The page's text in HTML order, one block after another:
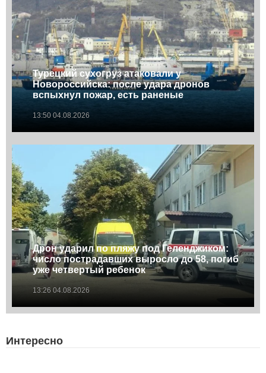
Турецкий сухогруз атаковали у
Новороссийска: после удара дронов
вспыхнул пожар, есть раненые
13:50 04.08.2026
Дрон ударил по пляжу под Геленджиком:
число пострадавших выросло до 58, погиб
уже четвертый ребенок
13:26 04.08.2026
Интересно